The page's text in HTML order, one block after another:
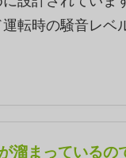
転時の騒音レ
溜まっているの